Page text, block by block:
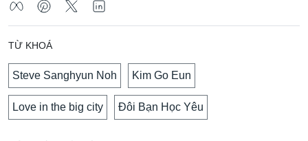
TỪ KHOÁ
Steve Sanghyun Noh Kim Go Eun
Love in the big city Đôi Bạn Học Yêu